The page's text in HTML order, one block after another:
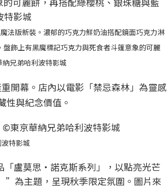
法版新裝。濃郁的巧克力鮮奶油搭配鏡面巧克力淋
飾上有黑魔標記巧克力與死食者斗篷意象的可麗
兄弟哈利波特影城
開幕。店內以電影「禁忌森林」為靈感
性與紀念價值。
特影城